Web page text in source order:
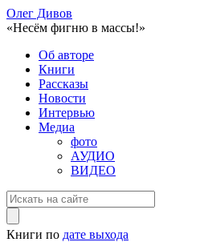
Олег Дивов
«Несём фигню в массы!»
Об авторе
Книги
Рассказы
Новости
Интервью
Медиа
фото
АУДИО
ВИДЕО
Книги по дате выхода